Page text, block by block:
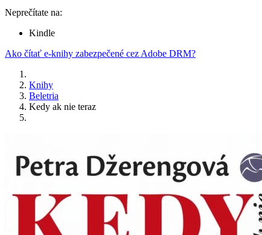
Neprečítate na:
Kindle
Ako čítať e-knihy zabezpečené cez Adobe DRM?
Knihy
Beletria
Kedy ak nie teraz